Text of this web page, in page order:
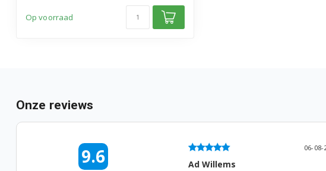
Op voorraad
Onze reviews
9.6
05-08-2026 14:52 06-08-2026 07:18
Ad Willems